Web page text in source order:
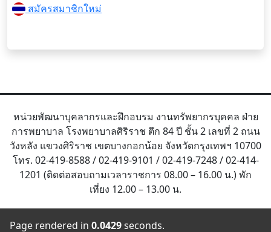
สมัครสมาชิกใหม่
หน่วยพัฒนาบุคลากรและฝึกอบรม งานทรัพยากรบุคคล ฝ่าย
การพยาบาล โรงพยาบาลศิริราช ตึก 84 ปี ชั้น 2 เลขที่ 2 ถนน
วังหลัง แขวงศิริราช เขตบางกอกน้อย จังหวัดกรุงเทพฯ 10700
โทร. 02-419-8588 / 02-419-9101 / 02-419-7248 / 02-414-
1201 (ติดต่อสอบถามเวลาราชการ 08.00 – 16.00 น.) พัก
เที่ยง 12.00 – 13.00 น.
Page rendered in 0.0429seconds.